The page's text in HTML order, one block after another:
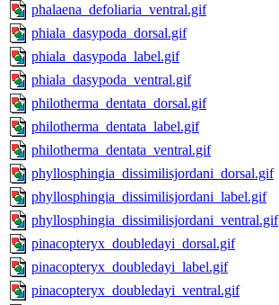
phalaena_defoliaria_ventral.gif
phiala_dasypoda_dorsal.gif
phiala_dasypoda_label.gif
phiala_dasypoda_ventral.gif
philotherma_dentata_dorsal.gif
philotherma_dentata_label.gif
philotherma_dentata_ventral.gif
phyllosphingia_dissimilisjordani_dorsal.gif
phyllosphingia_dissimilisjordani_label.gif
phyllosphingia_dissimilisjordani_ventral.gif
pinacopteryx_doubledayi_dorsal.gif
pinacopteryx_doubledayi_label.gif
pinacopteryx_doubledayi_ventral.gif